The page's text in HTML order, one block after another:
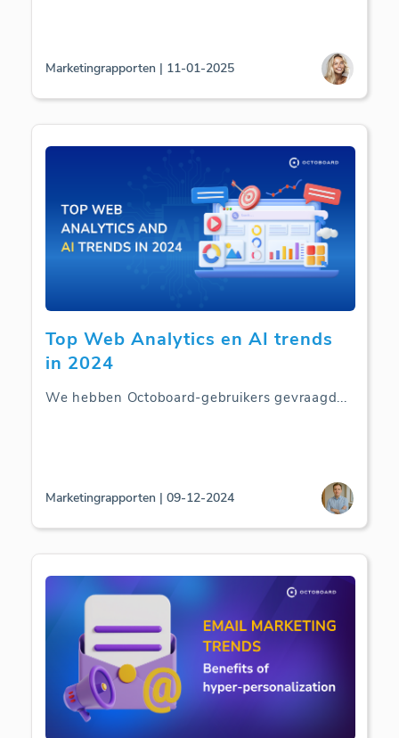
Marketingrapporten | 11-01-2025
Top Web Analytics en AI trends
in 2024
We hebben Octoboard-gebruikers gevraagd...
Marketingrapporten | 09-12-2024